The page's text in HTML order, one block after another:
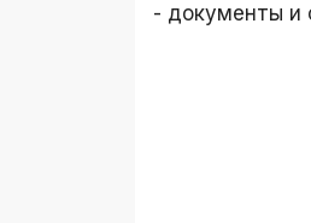
- документы и